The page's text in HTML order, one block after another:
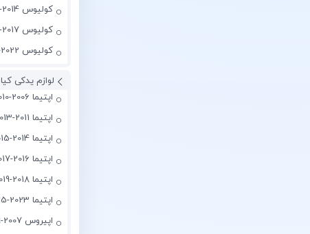
کولیوس 2014-2015
کولیوس 2017-2018
کولیوس 2022-2025
لوازم یدکی کیا
اپتیما 2006-2010
اپتیما 2011-2013
اپتیما 2014-2015
اپتیما 2016-2017
اپتیما 2018-2019
اپتیما 2023-2025
اپیروس 2007-2009